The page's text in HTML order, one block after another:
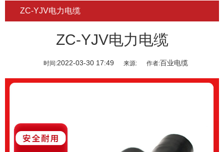
ZC-YJV电力电缆
ZC-YJV电力电缆
时间:2022-03-30 17:49 来源: 作者:百业电缆